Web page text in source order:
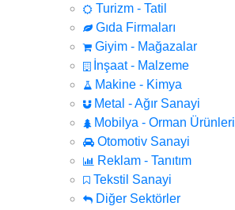
Turizm - Tatil
Gıda Firmaları
Giyim - Mağazalar
İnşaat - Malzeme
Makine - Kimya
Metal - Ağır Sanayi
Mobilya - Orman Ürünleri
Otomotiv Sanayi
Reklam - Tanıtım
Tekstil Sanayi
Diğer Sektörler